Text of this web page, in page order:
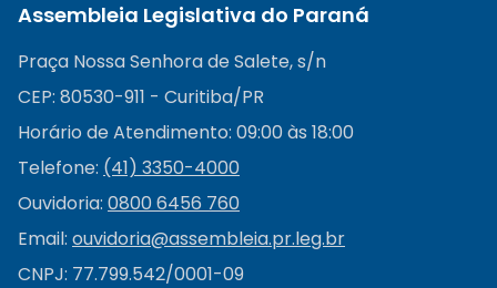
Assembleia Legislativa do Paraná
Praça Nossa Senhora de Salete, s/n
CEP: 80530-911 - Curitiba/PR
Horário de Atendimento: 09:00 às 18:00
Telefone: (41) 3350-4000
Ouvidoria: 0800 6456 760
Email: ouvidoria@assembleia.pr.leg.br
CNPJ: 77.799.542/0001-09